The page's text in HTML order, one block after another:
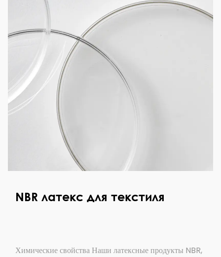
NBR латекс для текстиля
Химические свойства Наши латексные продукты NBR,